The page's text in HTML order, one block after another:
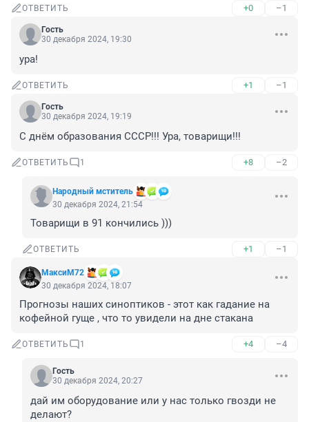
ОТВЕТИТЬ +0 –1
Гость
30 декабря 2024, 19:30
ура!
ОТВЕТИТЬ +1 –1
Гость
30 декабря 2024, 19:19
С днём образования СССР!!! Ура, товарищи!!!
ОТВЕТИТЬ 1 +8 –2
Народный мститель
30 декабря 2024, 21:54
Товарищи в 91 кончились )))
ОТВЕТИТЬ +1 –1
МаксиМ72
30 декабря 2024, 18:07
Прогнозы наших синоптиков - этот как гадание на
кофейной гуще , что то увидели на дне стакана
ОТВЕТИТЬ 1 +4 –4
Гость
30 декабря 2024, 20:27
дай им оборудование или у нас только гвозди не
делают?